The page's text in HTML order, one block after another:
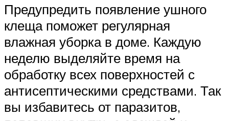
Предупредить появление ушного
клеща поможет регулярная
влажная уборка в доме. Каждую
неделю выделяйте время на
обработку всех поверхностей с
антисептическими средствами. Так
вы избавитесь от паразитов,